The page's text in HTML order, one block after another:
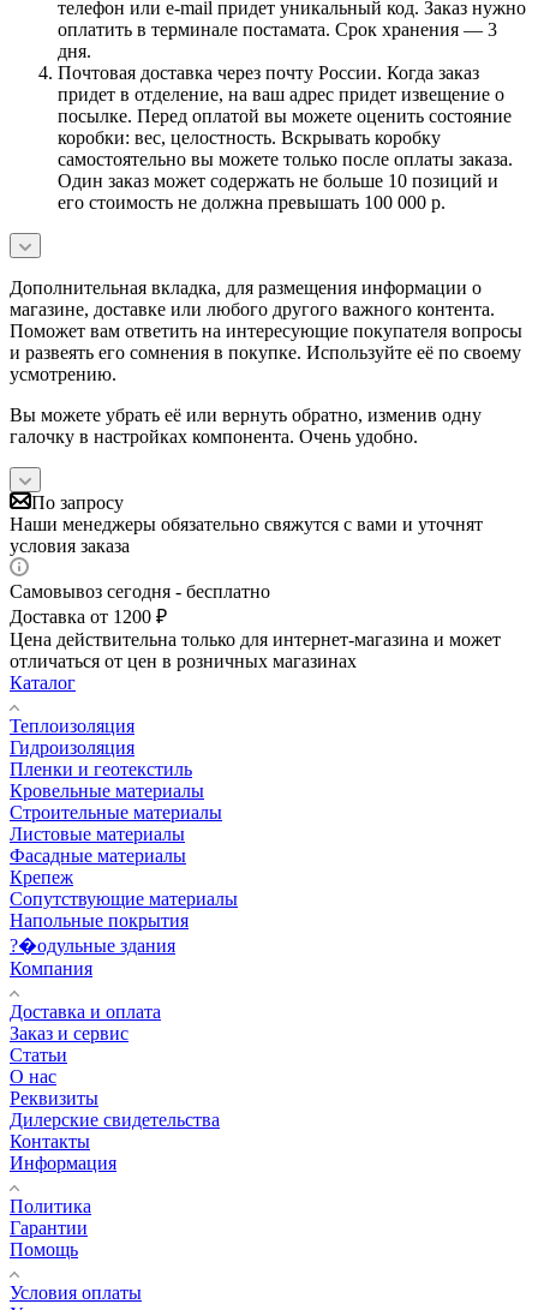
телефон или e-mail придет уникальный код. Заказ нужно
оплатить в терминале постамата. Срок хранения — 3
дня.
Почтовая доставка через почту России. Когда заказ
придет в отделение, на ваш адрес придет извещение о
посылке. Перед оплатой вы можете оценить состояние
коробки: вес, целостность. Вскрывать коробку
самостоятельно вы можете только после оплаты заказа.
Один заказ может содержать не больше 10 позиций и
его стоимость не должна превышать 100 000 р.
Дополнительная вкладка, для размещения информации о
магазине, доставке или любого другого важного контента.
Поможет вам ответить на интересующие покупателя вопросы
и развеять его сомнения в покупке. Используйте её по своему
усмотрению.
Вы можете убрать её или вернуть обратно, изменив одну
галочку в настройках компонента. Очень удобно.
По запросу
Наши менеджеры обязательно свяжутся с вами и уточнят
условия заказа
Самовывоз сегодня - бесплатно
Доставка от 1200 ₽
Цена действительна только для интернет-магазина и может
отличаться от цен в розничных магазинах
Каталог
Теплоизоляция
Гидроизоляция
Пленки и геотекстиль
Кровельные материалы
Строительные материалы
Листовые материалы
Фасадные материалы
Крепеж
Сопутствующие материалы
Напольные покрытия
?�одульные здания
Компания
Доставка и оплата
Заказ и сервис
Статьи
О нас
Реквизиты
Дилерские свидетельства
Контакты
Информация
Политика
Гарантии
Помощь
Условия оплаты